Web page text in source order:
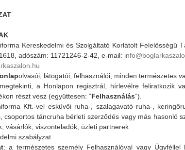
Kereskedelmi és Szolgáltató Korlátolt Felelősségű
adószám: 11721246-2-42, e-mail:
olvasói, látogatói, felhasználói, minden természetes
a Honlapon regisztrál, hírlevélre feliratkozik
részt vesz (együttesen: ”Felhasználás”).
Kft.-vel esküvői ruha-, szalagavató ruha-,
csoportos táncruha bérleti szerződés vagy más hasonló
vásárlók, viszonteladók, üzleti partnerek
szabályzat
: a természetes személy Felhasználóval vagy